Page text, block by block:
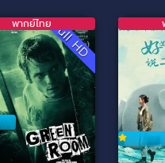
Full HD
พากย์ไทย